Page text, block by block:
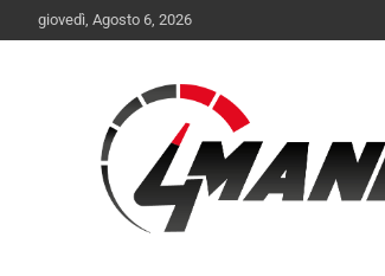
to
giovedì, Agosto 6, 2026